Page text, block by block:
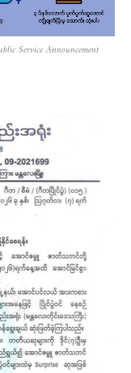
Service Announcement